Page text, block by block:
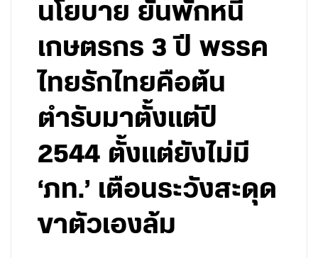
นโยบาย ยันพักหนี้
เกษตรกร 3 ปี พรรค
ไทยรักไทยคือต้น
ตำรับมาตั้งแต่ปี
2544 ตั้งแต่ยังไม่มี
‘ภท.’ เตือนระวังสะดุด
ขาตัวเองล้ม